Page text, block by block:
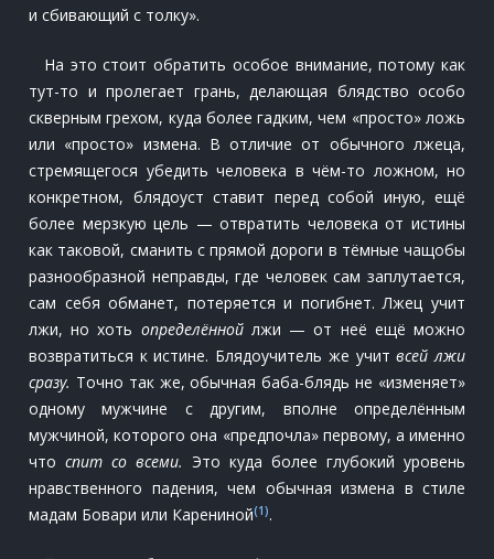
и сбивающий с толку».
На это стоит обратить особое внимание, потому как
тут-то и пролегает грань, делающая блядство особо
скверным грехом, куда более гадким, чем «просто» ложь
или «просто» измена. В отличие от обычного лжеца,
стремящегося убедить человека в чём-то ложном, но
конкретном, блядоуст ставит перед собой иную, ещё
более мерзкую цель — отвратить человека от истины
как таковой, сманить с прямой дороги в тёмные чащобы
разнообразной неправды, где человек сам заплутается,
сам себя обманет, потеряется и погибнет. Лжец учит
лжи, но хоть определённойлжи — от неё ещё можно
возвратиться к истине. Блядоучитель же учитвсей лжи
сразу. Точно так же, обычная баба-блядь не «изменяет»
одному мужчине с другим, вполне определённым
мужчиной, которого она «предпочла» первому, а именно
что спит со всеми. Это куда более глубокий уровень
нравственного падения, чем обычная измена в стиле
мадам Бовари или Карениной(1).